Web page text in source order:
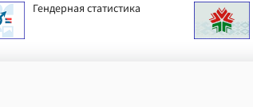
Гендерная статистика